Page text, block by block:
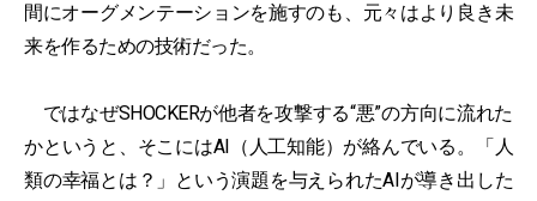
間にオーグメンテーションを施すのも、元々はより良き未
来を作るための技術だった。
ではなぜSHOCKERが他者を攻撃する“悪”の方向に流れた
かというと、そこにはAI（人工知能）が絡んでいる。「人
類の幸福とは？」という演題を与えられたAIが導き出した